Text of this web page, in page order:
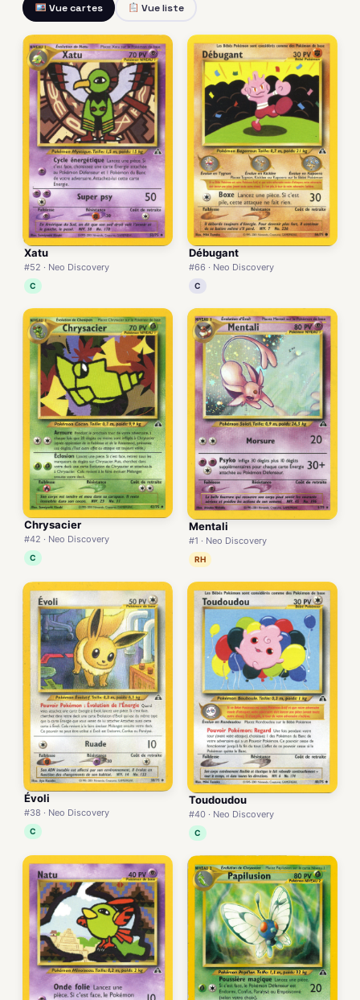
Vue cartes Vue liste
Xatu
#52 · Neo Discovery
C
Débugant
#66 · Neo Discovery
C
Chrysacier
#42 · Neo Discovery
C
Mentali
#1 · Neo Discovery
RH
Évoli
#38 · Neo Discovery
C
Toudoudou
#40 · Neo Discovery
C